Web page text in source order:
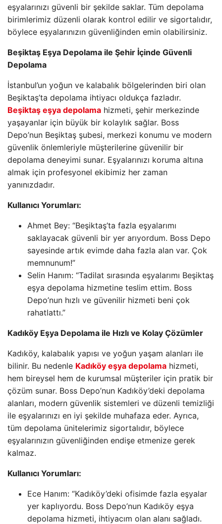
eşyalarınızı güvenli bir şekilde saklar. Tüm depolama
birimlerimiz düzenli olarak kontrol edilir ve sigortalıdır,
böylece eşyalarınızın güvenliğinden emin olabilirsiniz.
Beşiktaş Eşya Depolama ile Şehir İçinde Güvenli
Depolama
İstanbul’un yoğun ve kalabalık bölgelerinden biri olan
Beşiktaş’ta depolama ihtiyacı oldukça fazladır.
Beşiktaş eşya depolama hizmeti, şehir merkezinde
yaşayanlar için büyük bir kolaylık sağlar. Boss
Depo’nun Beşiktaş şubesi, merkezi konumu ve modern
güvenlik önlemleriyle müşterilerine güvenilir bir
depolama deneyimi sunar. Eşyalarınızı koruma altına
almak için profesyonel ekibimiz her zaman
yanınızdadır.
Kullanıcı Yorumları:
Ahmet Bey: “Beşiktaş’ta fazla eşyalarımı
saklayacak güvenli bir yer arıyordum. Boss Depo
sayesinde artık evimde daha fazla alan var. Çok
memnunum!”
Selin Hanım: “Tadilat sırasında eşyalarımı Beşiktaş
eşya depolama hizmetine teslim ettim. Boss
Depo’nun hızlı ve güvenilir hizmeti beni çok
rahatlattı.”
Kadıköy Eşya Depolama ile Hızlı ve Kolay Çözümler
Kadıköy, kalabalık yapısı ve yoğun yaşam alanları ile
bilinir. Bu nedenle Kadıköy eşya depolama hizmeti,
hem bireysel hem de kurumsal müşteriler için pratik bir
çözüm sunar. Boss Depo’nun Kadıköy’deki depolama
alanları, modern güvenlik sistemleri ve düzenli temizliği
ile eşyalarınızı en iyi şekilde muhafaza eder. Ayrıca,
tüm depolama ünitelerimiz sigortalıdır, böylece
eşyalarınızın güvenliğinden endişe etmenize gerek
kalmaz.
Kullanıcı Yorumları:
Ece Hanım: “Kadıköy’deki ofisimde fazla eşyalar
yer kaplıyordu. Boss Depo’nun Kadıköy eşya
depolama hizmeti, ihtiyacım olan alanı sağladı.